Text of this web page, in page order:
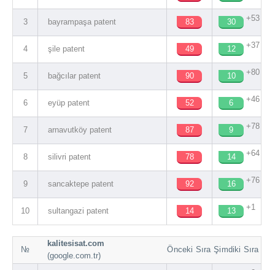
3 bayrampaşa patent 83 30 +53
4 şile patent 49 12 +37
5 bağcılar patent 90 10 +80
6 eyüp patent 52 6 +46
7 arnavutköy patent 87 9 +78
8 silivri patent 78 14 +64
9 sancaktepe patent 92 16 +76
10 sultangazi patent 14 13 +1
№
kalitesisat.com
(google.com.tr)
Önceki Sıra Şimdiki Sıra